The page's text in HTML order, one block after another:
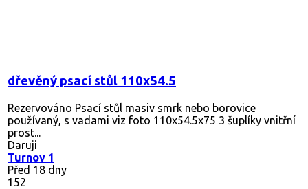
dřevěný psací stůl 110x54.5
Rezervováno Psací stůl masiv smrk nebo borovice
používaný, s vadami viz foto 110x54.5x75 3 šuplíky vnitřní
prost...
Daruji
Turnov 1
Před 18 dny
152